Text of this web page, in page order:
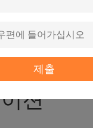
제출
/ 3상
완성된 튜브 사양에 따라
션